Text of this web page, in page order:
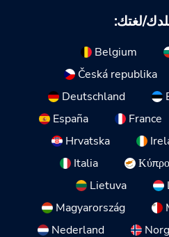
لغتك:
Belgium
Česká republika
Deutschland
España
France
Hrvatska
Italia
Lietuva
Magyarország
Nederland